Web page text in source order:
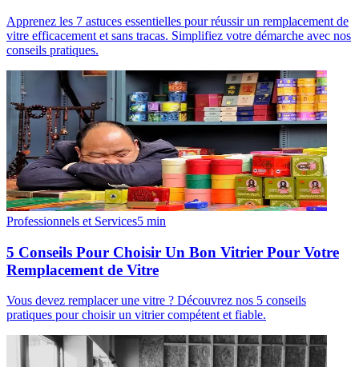
Apprenez les 7 astuces essentielles pour réussir un remplacement de
vitre efficacement et sans tracas. Simplifiez votre démarche avec nos
conseils pratiques.
Professionnels et Services5 min
5 Conseils Pour Choisir Un Bon Vitrier Pour Votre
Remplacement de Vitre
Vous devez remplacer une vitre ? Découvrez nos 5 conseils
pratiques pour choisir un vitrier compétent et fiable.